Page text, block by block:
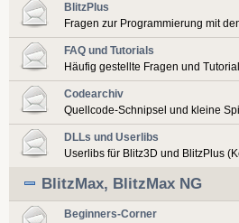
BlitzPlus
Fragen zur Programmierung mit
FAQ und Tutorials
Häufig gestellte Fragen und
Codearchiv
Quellcode-Schnipsel und kleine
DLLs und Userlibs
Userlibs für Blitz3D und BlitzPlus
BlitzMax, BlitzMax NG
Beginners-Corner